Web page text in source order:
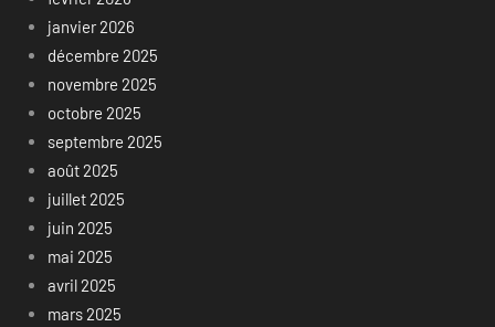
janvier 2026
décembre 2025
novembre 2025
octobre 2025
septembre 2025
août 2025
juillet 2025
juin 2025
mai 2025
avril 2025
mars 2025